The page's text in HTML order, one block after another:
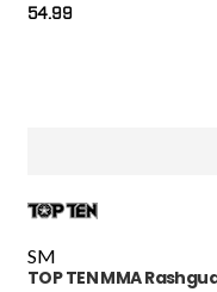
54.99
SM
TOP TEN MMA